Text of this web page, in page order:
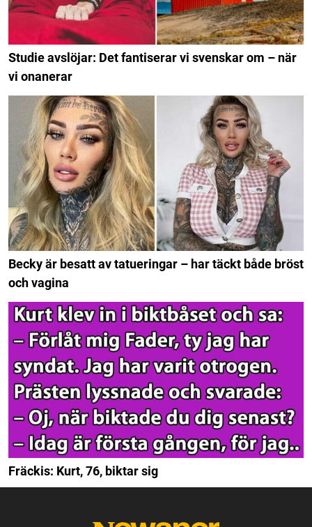
Studie avslöjar: Det fantiserar vi svenskar om – när
vi onanerar
Becky är besatt av tatueringar – har täckt både bröst
och vagina
Fräckis: Kurt, 76, biktar sig